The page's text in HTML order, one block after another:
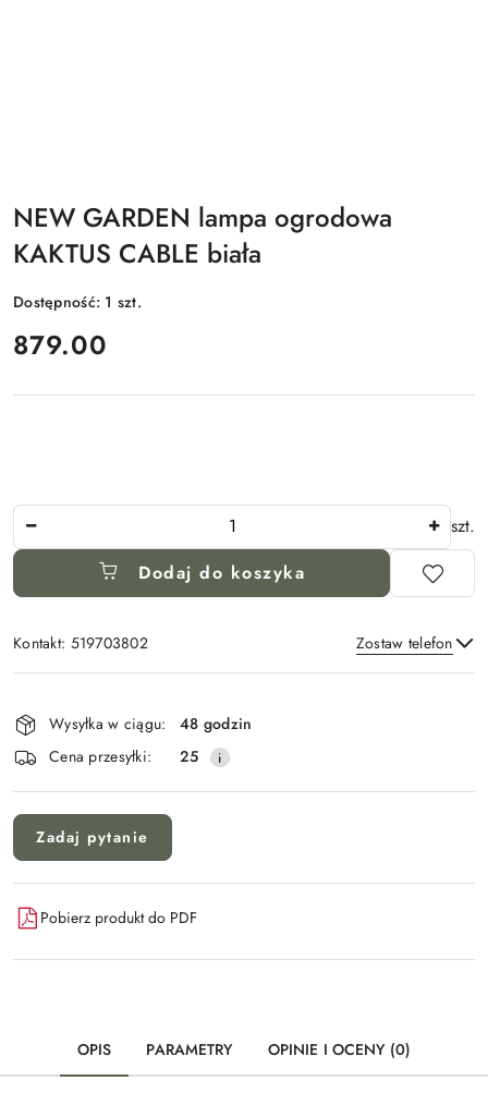
NEW GARDEN lampa ogrodowa
KAKTUS CABLE biała
Dostępność: 1 szt.
cena:
879.00
szt.
Dodaj do koszyka
Kontakt: 519703802 Zostaw telefon
Dostępność
i
dostawa
Wysyłka w ciągu:
48 godzin
Cena przesyłki:
25
Zadaj pytanie
Pobierz produkt do PDF
OPIS PARAMETRY OPINIE I OCENY (0)